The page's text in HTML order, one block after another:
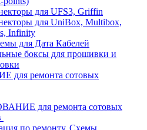
для UFS3, Griffin
для UniBox, Multibox,
Infinity
для Дата Кабелей
боксы для прошивки и
ремонта сотовых
для ремонта сотовых
по ремонту. Схемы